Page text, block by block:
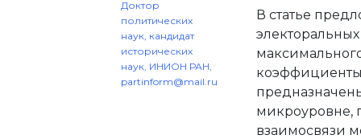
Доктор
политических
наук, кандидат
исторических
наук, ИНИОН РАН,
partinform@mail.ru
В статье
микроуровне,
взаимосвязи